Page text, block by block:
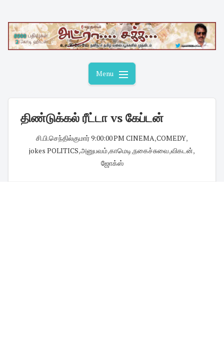
content
Menu
திண்டுக்கல் ரீட்டா vs கேப்டன்
சி.பி.செந்தில்குமார்9:00:00 PM CINEMA,COMEDY,
jokes POLITICS,அனுபவம்,காமெடி,நகைச்சுவை,விகடன்,
ஜோக்ஸ்